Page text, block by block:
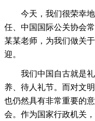
今天，我们很荣幸
任、中国国际公关协会
某某老师，为我们做关
迎。
我们中国自古就是
养、待人礼节。而对文
也仍然具有非常重要的
会。作为国家行政机关